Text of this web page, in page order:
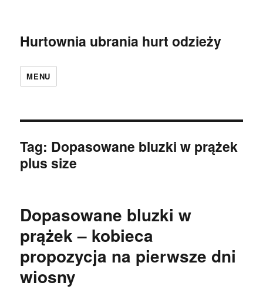
Hurtownia ubrania hurt odzieży
MENU
Tag: Dopasowane bluzki w prążek
plus size
Dopasowane bluzki w
prążek – kobieca
propozycja na pierwsze dni
wiosny